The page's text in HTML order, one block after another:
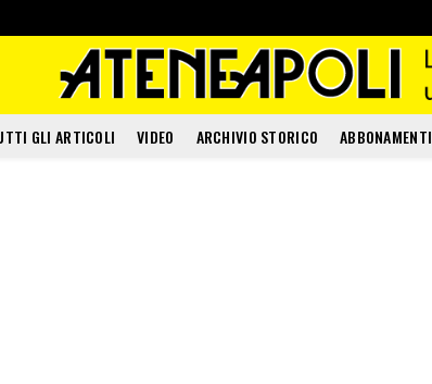
GLI ARTICOLI VIDEO ARCHIVIO STORICO ABBONAMENTI